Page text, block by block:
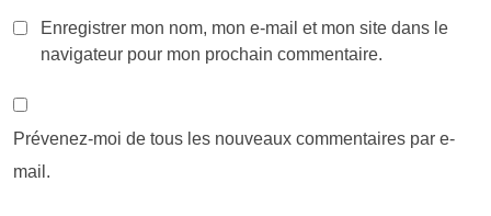
Enregistrer mon nom, mon e-mail et mon site dans le
navigateur pour mon prochain commentaire.
Prévenez-moi de tous les nouveaux commentaires par e-
mail.